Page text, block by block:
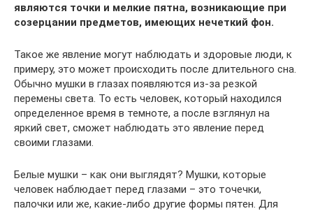
являются точки и мелкие пятна, возникающие при
созерцании предметов, имеющих нечеткий фон.
Такое же явление могут наблюдать и здоровые люди, к
примеру, это может происходить после длительного сна.
Обычно мушки в глазах появляются из-за резкой
перемены света. То есть человек, который находился
определенное время в темноте, а после взглянул на
яркий свет, сможет наблюдать это явление перед
своими глазами.
Белые мушки – как они выглядят? Мушки, которые
человек наблюдает перед глазами – это точечки,
палочки или же, какие-либо другие формы пятен. Для